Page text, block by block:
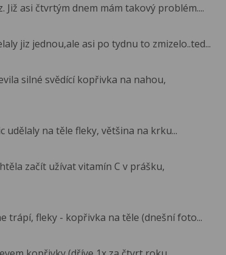
Již asi čtvrtým dnem mám takový problém....
jiz jednou,ale asi po tydnu to zmizelo..ted...
silné svědící kopřivka na nahou,
udělaly na těle fleky, většina na krku...
začít užívat vitamín C v prášku,
trápí, fleky - kopřivka na těle (dnešní foto...